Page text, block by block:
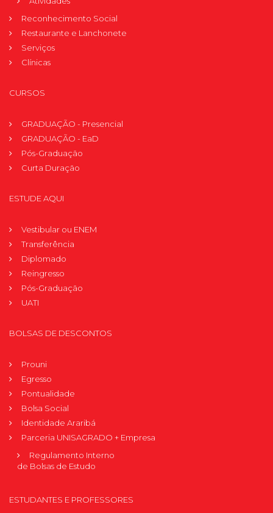
Reconhecimento Social
Restaurante e Lanchonete
Serviços
Clínicas
CURSOS
GRADUAÇÃO - Presencial
GRADUAÇÃO - EaD
Pós-Graduação
Curta Duração
ESTUDE AQUI
Vestibular ou ENEM
Transferência
Diplomado
Reingresso
Pós-Graduação
UATI
BOLSAS DE DESCONTOS
Prouni
Egresso
Pontualidade
Bolsa Social
Identidade Araribá
Parceria UNISAGRADO + Empresa
Regulamento Interno
de Bolsas de Estudo
ESTUDANTES E PROFESSORES